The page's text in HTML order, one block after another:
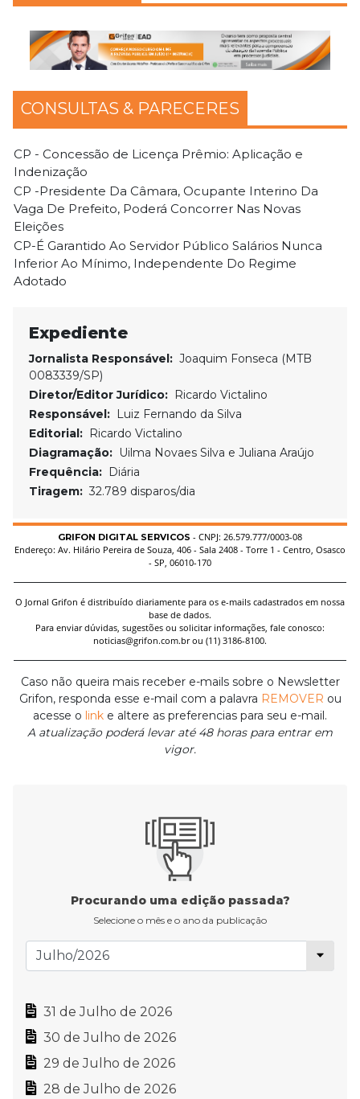
CONSULTAS & PARECERES
CP - Concessão de Licença Prêmio: Aplicação e
Indenização
CP -Presidente Da Câmara, Ocupante Interino Da
Vaga De Prefeito, Poderá Concorrer Nas Novas
Eleições
CP-É Garantido Ao Servidor Público Salários Nunca
Inferior Ao Mínimo, Independente Do Regime
Adotado
Expediente
Jornalista Responsável: Joaquim Fonseca (MTB
0083339/SP)
Diretor/Editor Jurídico: Ricardo Victalino
Responsável: Luiz Fernando da Silva
Editorial: Ricardo Victalino
Diagramação: Uilma Novaes Silva e Juliana Araújo
Frequência: Diária
Tiragem: 32.789 disparos/dia
GRIFON DIGITAL SERVICOS - CNPJ: 26.579.777/0003-08
Endereço: Av. Hilário Pereira de Souza, 406 - Sala 2408 - Torre 1 - Centro, Osasco
- SP, 06010-170
O Jornal Grifon é distribuído diariamente para os e-mails cadastrados em nossa
base de dados.
Para enviar dúvidas, sugestões ou solicitar informações, fale conosco:
noticias@grifon.com.br ou (11) 3186-8100.
Caso não queira mais receber e-mails sobre o Newsletter
Grifon, responda esse e-mail com a palavra REMOVER ou
acesse o link e altere as preferencias para seu e-mail.
A atualização poderá levar até 48 horas para entrar em
vigor.
Procurando uma edição passada?
Selecione o mês e o ano da publicação
31 de Julho de 2026
30 de Julho de 2026
29 de Julho de 2026
28 de Julho de 2026